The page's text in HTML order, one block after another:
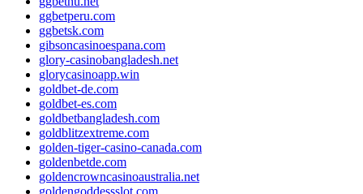
ggbetperu.com
ggbetsk.com
gibsoncasinoespana.com
glory-casinobangladesh.net
glorycasinoapp.win
goldbet-de.com
goldbet-es.com
goldbetbangladesh.com
goldblitzextreme.com
golden-tiger-casino-canada.com
goldenbetde.com
goldencrowncasinoaustralia.net
goldengoddessslot.com